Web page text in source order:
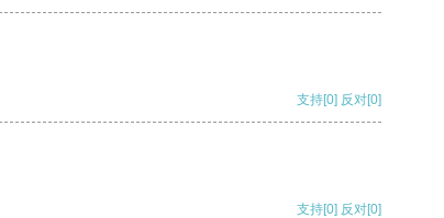
支持[0] 反对[0]
支持[0] 反对[0]